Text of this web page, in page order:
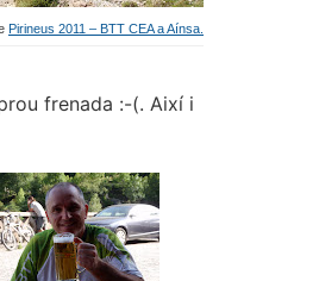
Pirineus 2011 – BTT CEA a Aínsa.
frenada :-(. Així i